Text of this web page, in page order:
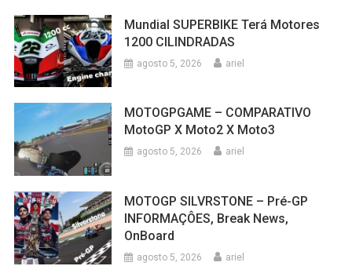
Mundial SUPERBIKE Terá Motores
1200 CILINDRADAS
agosto 5, 2026 ariel
MOTOGPGAME – COMPARATIVO
MotoGP X Moto2 X Moto3
agosto 5, 2026 ariel
MOTOGP SILVRSTONE – Pré-GP
INFORMAÇÔES, Break News,
OnBoard
agosto 5, 2026 ariel